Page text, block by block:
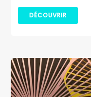
DÉCOUVRIR